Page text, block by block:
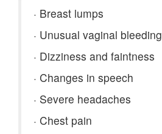
· Breast lumps
· Unusual vaginal bleeding
· Dizziness and faintness
· Changes in speech
· Severe headaches
· Chest pain